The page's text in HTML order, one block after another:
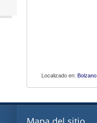
Localizado en: Bolzano